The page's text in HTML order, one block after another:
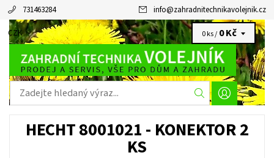
731463284 info@zahradnitechnikavolejnik.cz
CZK 0 ks / 0 Kč
HECHT 8001021 - KONEKTOR 2
KS